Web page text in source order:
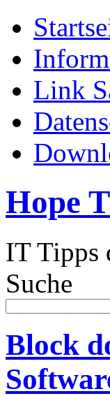
Link
Hope
IT Tipps
Suche
Block